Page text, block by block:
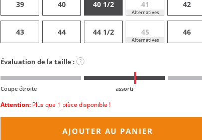
39 40 40 1/2 41
Alternatives
42
43 44 44 1/2 45
Alternatives
46
Évaluation de la taille : ?
Coupe étroite assorti
Attention: Plus que 1 pièce disponible !
AJOUTER AU PANIER